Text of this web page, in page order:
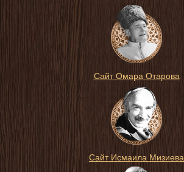
Сайт Омара Отарова
Сайт Исмаила Мизиева